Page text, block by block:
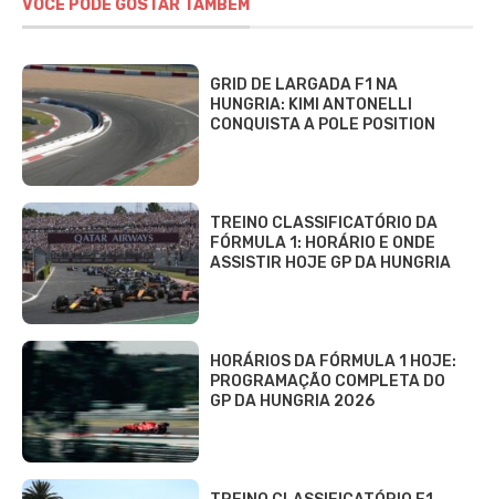
VOCÊ PODE GOSTAR TAMBÉM
GRID DE LARGADA F1 NA
HUNGRIA: KIMI ANTONELLI
CONQUISTA A POLE POSITION
TREINO CLASSIFICATÓRIO DA
FÓRMULA 1: HORÁRIO E ONDE
ASSISTIR HOJE GP DA HUNGRIA
HORÁRIOS DA FÓRMULA 1 HOJE:
PROGRAMAÇÃO COMPLETA DO
GP DA HUNGRIA 2026